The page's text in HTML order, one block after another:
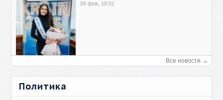
09 фев, 18:01
Все новости →
Политика